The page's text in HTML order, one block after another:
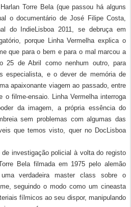
Torre Bela (que passou há alguns
o documentário de José Filipe Costa,
do IndieLisboa 2011, se debruça em
porque Linha Vermelha explica o
que para o bem e para o mal marcou a
25 de Abril como nenhum outro, para
especialista, e o dever de memória de
apaixonante viagem ao passado, entre
o filme-ensaio. Linha Vermelha interroga
da imagem, a própria essência do
sem problemas com algumas das
que temos visto, quer no DocLisboa
de investigação policial à volta do registo
Bela filmada em 1975 pelo alemão
verdadeira master class sobre o
seguindo o modo como um cineasta
fílmicos ao seu dispor, manipulando